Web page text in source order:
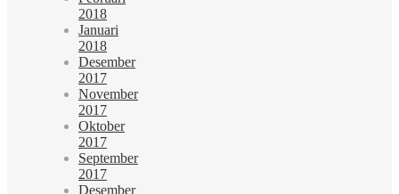
2018
Januari
2018
Desember
2017
November
2017
Oktober
2017
September
2017
Desember